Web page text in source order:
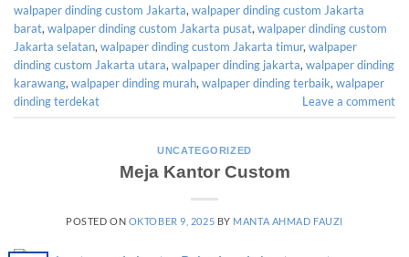
walpaper dinding custom Jakarta, walpaper dinding custom Jakarta
barat, walpaper dinding custom Jakarta pusat, walpaper dinding custom
Jakarta selatan, walpaper dinding custom Jakarta timur, walpaper
dinding custom Jakarta utara, walpaper dinding jakarta, walpaper dinding
karawang, walpaper dinding murah, walpaper dinding terbaik, walpaper
dinding terdekat
Leave a comment
UNCATEGORIZED
Meja Kantor Custom
POSTED ON OKTOBER 9, 2025 BY MANTA AHMAD FAUZI